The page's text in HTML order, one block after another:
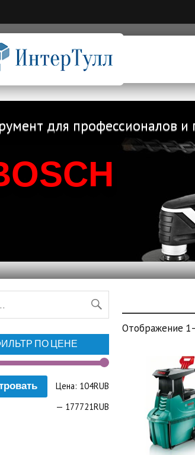
для профессионалов и
Отображение
ПО ЦЕНЕ
Цена: 104RUB
— 177721RUB